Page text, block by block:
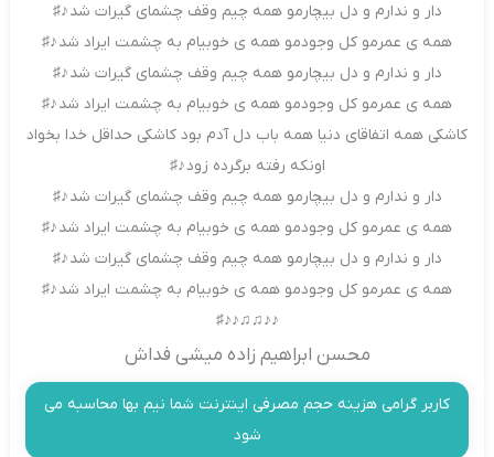
دار و ندارم و دل بیچارمو همه چیم وقف چشمای گیرات شد ♪♯
همه ی عمرمو کل وجودمو همه ی خوبیام به چشمت ایراد شد ♪♯
دار و ندارم و دل بیچارمو همه چیم وقف چشمای گیرات شد ♪♯
همه ی عمرمو کل وجودمو همه ی خوبیام به چشمت ایراد شد ♪♯
کاشکی همه اتفاقای دنیا همه باب دل آدم بود کاشکی حداقل خدا بخواد
اونکه رفته برگرده زود ♪♯
دار و ندارم و دل بیچارمو همه چیم وقف چشمای گیرات شد ♪♯
همه ی عمرمو کل وجودمو همه ی خوبیام به چشمت ایراد شد ♪♯
دار و ندارم و دل بیچارمو همه چیم وقف چشمای گیرات شد ♪♯
همه ی عمرمو کل وجودمو همه ی خوبیام به چشمت ایراد شد ♪♯
♪♪♫♫♪♪♯
محسن ابراهیم زاده میشی فداش
کاربر گرامی هزینه حجم مصرفی اینترنت شما نیم بها محاسبه می
شود